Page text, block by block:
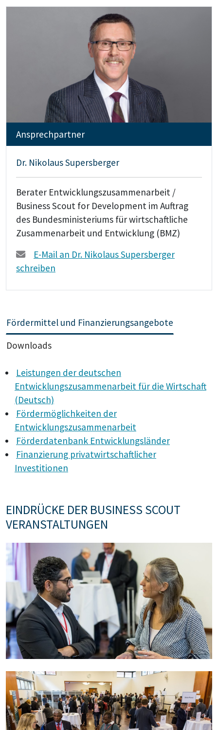
Ansprechpartner
Dr. Nikolaus Supersberger
Berater Entwicklungszusammenarbeit /
Business Scout for Development im Auftrag
des Bundesministeriums für wirtschaftliche
Zusammenarbeit und Entwicklung (BMZ)
E-Mail an Dr. Nikolaus Supersberger
schreiben
Fördermittel und Finanzierungsangebote
Downloads
Leistungen der deutschen
Entwicklungszusammenarbeit für die Wirtschaft
(Deutsch)
Fördermöglichkeiten der
Entwicklungszusammenarbeit
Förderdatenbank Entwicklungsländer
Finanzierung privatwirtschaftlicher
Investitionen
EINDRÜCKE DER BUSINESS SCOUT
VERANSTALTUNGEN